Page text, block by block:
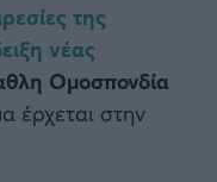
της
νέας
Ομοσπονδία
έρχεται στην